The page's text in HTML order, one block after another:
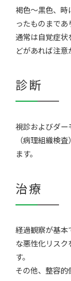
褐色〜黒色、
ったものまであ
通常は自覚症状
どがあれば注意
診断
視診およびダー
（病理組織検
ます。
治療
経過観察が基本
な悪性化リスク
す。
その他、整容